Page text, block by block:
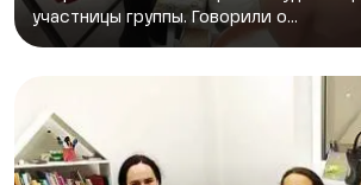
участницы группы. Говорили о...